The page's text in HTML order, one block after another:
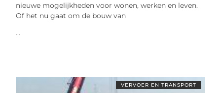
nieuwe mogelijkheden voor wonen, werken en leven.
Of het nu gaat om de bouw van
...
VERVOER EN TRANSPORT